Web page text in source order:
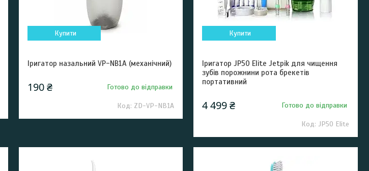
Купити
Іригатор назальний VP-NB1A (механічний)
190 ₴ Готово до відправки
ZD-VP-NB1A
Купити
Іригатор JP50 Elite Jetpik для чищення
зубів порожнини рота брекетів
портативний
4 499 ₴ Готово до відправки
JP50 Elite